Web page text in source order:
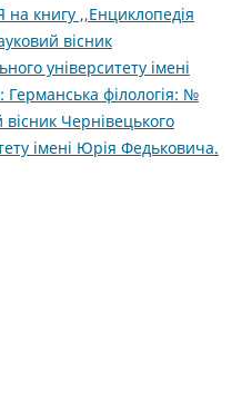
на книгу ,,Енциклопедія
вісник
університету імені
філологія: №
Чернівецького
імені Юрія Федьковича.